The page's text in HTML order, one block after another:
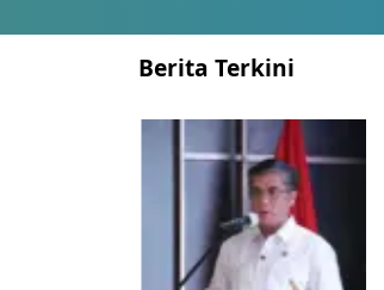
Berita Terkini